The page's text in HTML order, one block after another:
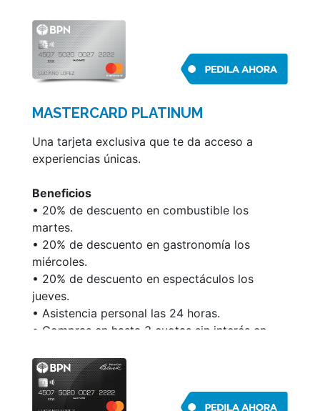
o cualquiera de los consumos realizados en
un pago, en el plazo más conveniente.
• Débito automático de impuestos y
servicios.
o Internet.
• Mastercard Global Service.
administrar la misma a través
misconsultas.com.ar/socios
Para acceder a más información sobre las
características y condiciones de esta tarjeta,
ingresá en www.mastercard.com.ar
MASTERCARD PLATINUM
Una tarjeta exclusiva que te da acceso a
experiencias únicas.
Beneficios
• 20% de descuento en combustible los
martes.
• 20% de descuento en gastronomía los
miércoles.
• 20% de descuento en espectáculos los
jueves.
• Asistencia personal las 24 horas.
• Compras en hasta 3 cuotas sin interés en
Club de Beneficios BPN
• Cuotificación de saldo o consumos:
Mastercard Cuotas te brinda la posibilidad de